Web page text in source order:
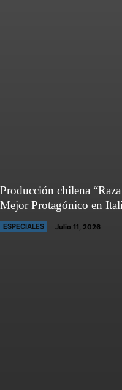
Producción chilena
Mejor Protagónico en
ESPECIALES Julio 11, 2026